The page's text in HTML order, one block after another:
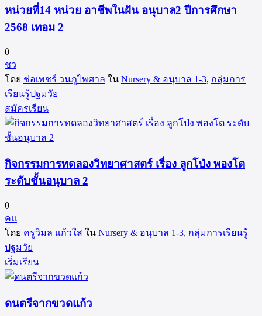
หน่วยที่14 หน่วย อาชีพในฝัน อนุบาล2 ปีการศึกษา
2568 เทอม 2
0
ชว
โดย ช่อเพชร์ วนภูไพศาล ใน Nursery & อนุบาล 1-3, กลุ่มการ
เรียนรู้ปฐมวัย
สมัครเรียน
กิจกรรมการทดลองวิทยาศาสตร์ เรื่อง ลูกโป่ง พองโต
ระดับชั้นอนุบาล 2
0
คแ
โดย ครูวิมล แก้วใส ใน Nursery & อนุบาล 1-3, กลุ่มการเรียนรู้
ปฐมวัย
เริ่มเรียน
ดนตรีจากขวดแก้ว